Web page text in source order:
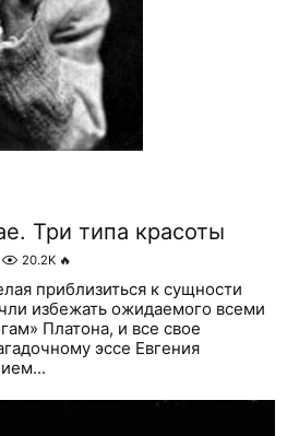
Три типа красоты
20.2K 🔥
приблизиться к сущности
избежать ожидаемого всеми
Платона, и все свое
эссе Евгения